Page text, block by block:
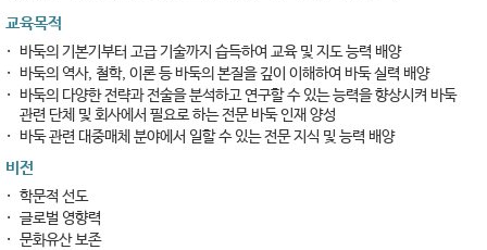
교육목적
바둑의 기본기부터 고급 기술까지 습득하여 교육 및 지도 능력 배양
바둑의 역사, 철학, 이론 등 바둑의 본질을 깊이 이해하여 바둑 실력 배양
바둑의 다양한 전략과 전술을 분석하고 연구할 수 있는 능력을 향상시켜 바둑
관련 단체 및 회사에서 필요로 하는 전문 바둑 인재 양성
바둑 관련 대중매체 분야에서 일할 수 있는 전문 지식 및 능력 배양
비전
학문적 선도
글로벌 영향력
문화유산 보존